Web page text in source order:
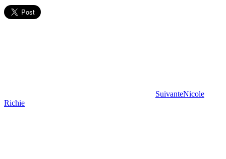
SuivanteNicole
Richie